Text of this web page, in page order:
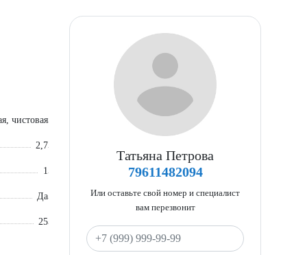
чистовая
2,7
1
Да
25
Татьяна Петрова
79611482094
Или оставьте свой номер и специалист
вам перезвонит